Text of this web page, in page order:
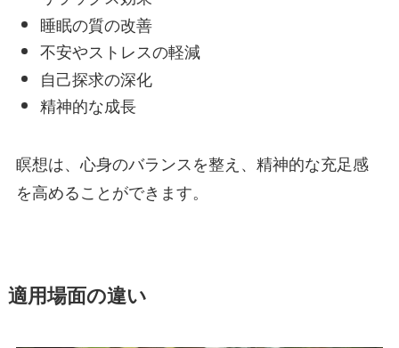
睡眠の質の改善
不安やストレスの軽減
自己探求の深化
精神的な成長
瞑想は、心身のバランスを整え、精神的な充足感
を高めることができます。
適用場面の違い